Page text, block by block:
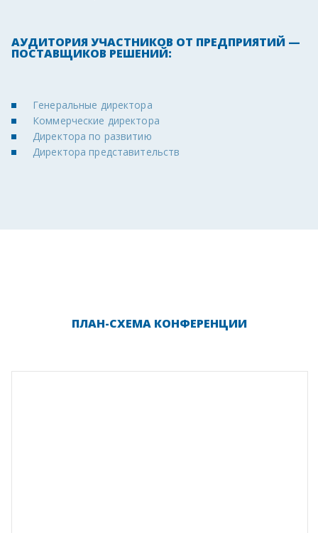
АУДИТОРИЯ УЧАСТНИКОВ ОТ ПРЕДПРИЯТИЙ —
ПОСТАВЩИКОВ РЕШЕНИЙ:
Генеральные директора
Коммерческие директора
Директора по развитию
Директора представительств
ПЛАН-СХЕМА КОНФЕРЕНЦИИ